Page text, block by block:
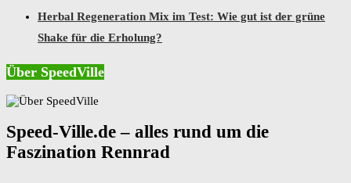
Herbal Regeneration Mix im Test: Wie gut ist der grüne
Shake für die Erholung?
Über SpeedVille
Speed-Ville.de – alles rund um die
Faszination Rennrad